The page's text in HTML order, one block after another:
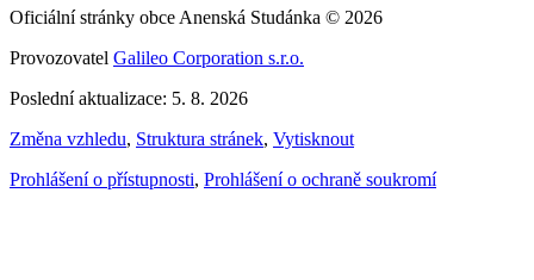
Oficiální stránky obce Anenská Studánka © 2026
Provozovatel Galileo Corporation s.r.o.
Poslední aktualizace: 5. 8. 2026
Změna vzhledu, Struktura stránek, Vytisknout
Prohlášení o přístupnosti, Prohlášení o ochraně soukromí